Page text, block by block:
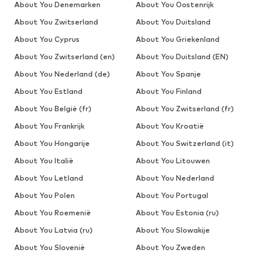
About You Denemarken
About You Oostenrijk
About You Zwitserland
About You Duitsland
About You Cyprus
About You Griekenland
About You Zwitserland (en)
About You Duitsland (EN)
About You Nederland (de)
About You Spanje
About You Estland
About You Finland
About You België (fr)
About You Zwitserland (fr)
About You Frankrijk
About You Kroatië
About You Hongarije
About You Switzerland (it)
About You Italië
About You Litouwen
About You Letland
About You Nederland
About You Polen
About You Portugal
About You Roemenië
About You Estonia (ru)
About You Latvia (ru)
About You Slowakije
About You Slovenië
About You Zweden